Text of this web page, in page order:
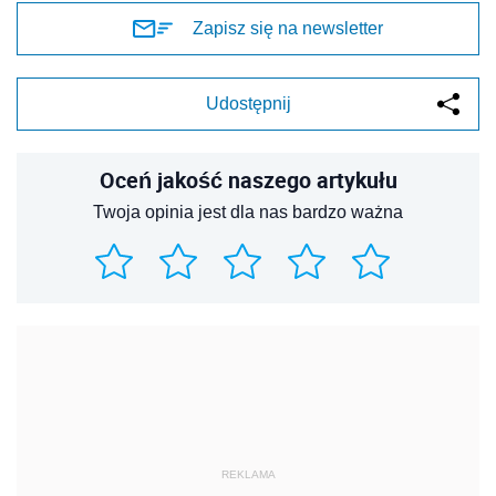
Zapisz się na newsletter
Udostępnij
Oceń jakość naszego artykułu
Twoja opinia jest dla nas bardzo ważna
REKLAMA